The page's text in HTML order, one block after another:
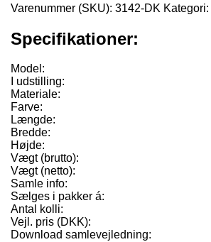
Varenummer (SKU): 3142-DK Kategori:
Specifikationer:
Model:
I udstilling:
Materiale:
Farve:
Længde:
Bredde:
Højde:
Vægt (brutto):
Vægt (netto):
Samle info:
Sælges i pakker á:
Antal kolli:
Vejl. pris (DKK):
Download samlevejledning: